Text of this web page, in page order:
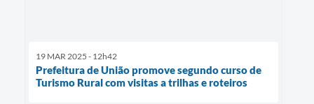
19 MAR 2025 - 12h42
Prefeitura de União promove segundo curso de
Turismo Rural com visitas a trilhas e roteiros